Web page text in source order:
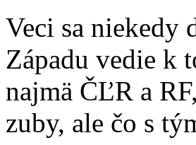
Veci sa niekedy
Západu vedie k
najmä ČĽR a
zuby, ale čo s